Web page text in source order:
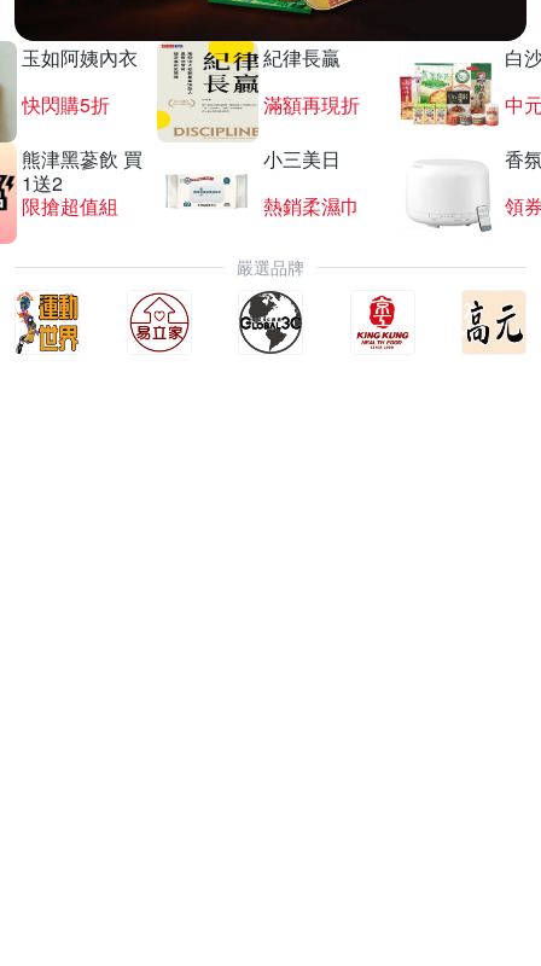
玉如阿姨內衣
快閃購5折
紀律長贏
滿額再現折
白
中
熊津黑蔘飲 買
1送2
限搶超值組
小三美日
熱銷柔濕巾
香
領
嚴選品牌